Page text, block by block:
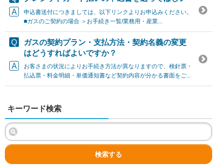
申込書送付につきましては、以下リンクよりお申込みください。
■ガスのご契約の場合 ＞お手続き一覧/業務用・産業...
ガスの契約プラン・支払方法・契約名義の変更
はどうすればよいですか？
お客さまの状況によりお手続き方法が異なりますので、検針票・
払込票・料金明細・単価通知書など契約内容が分かる書面をご...
キーワード検索
検索する